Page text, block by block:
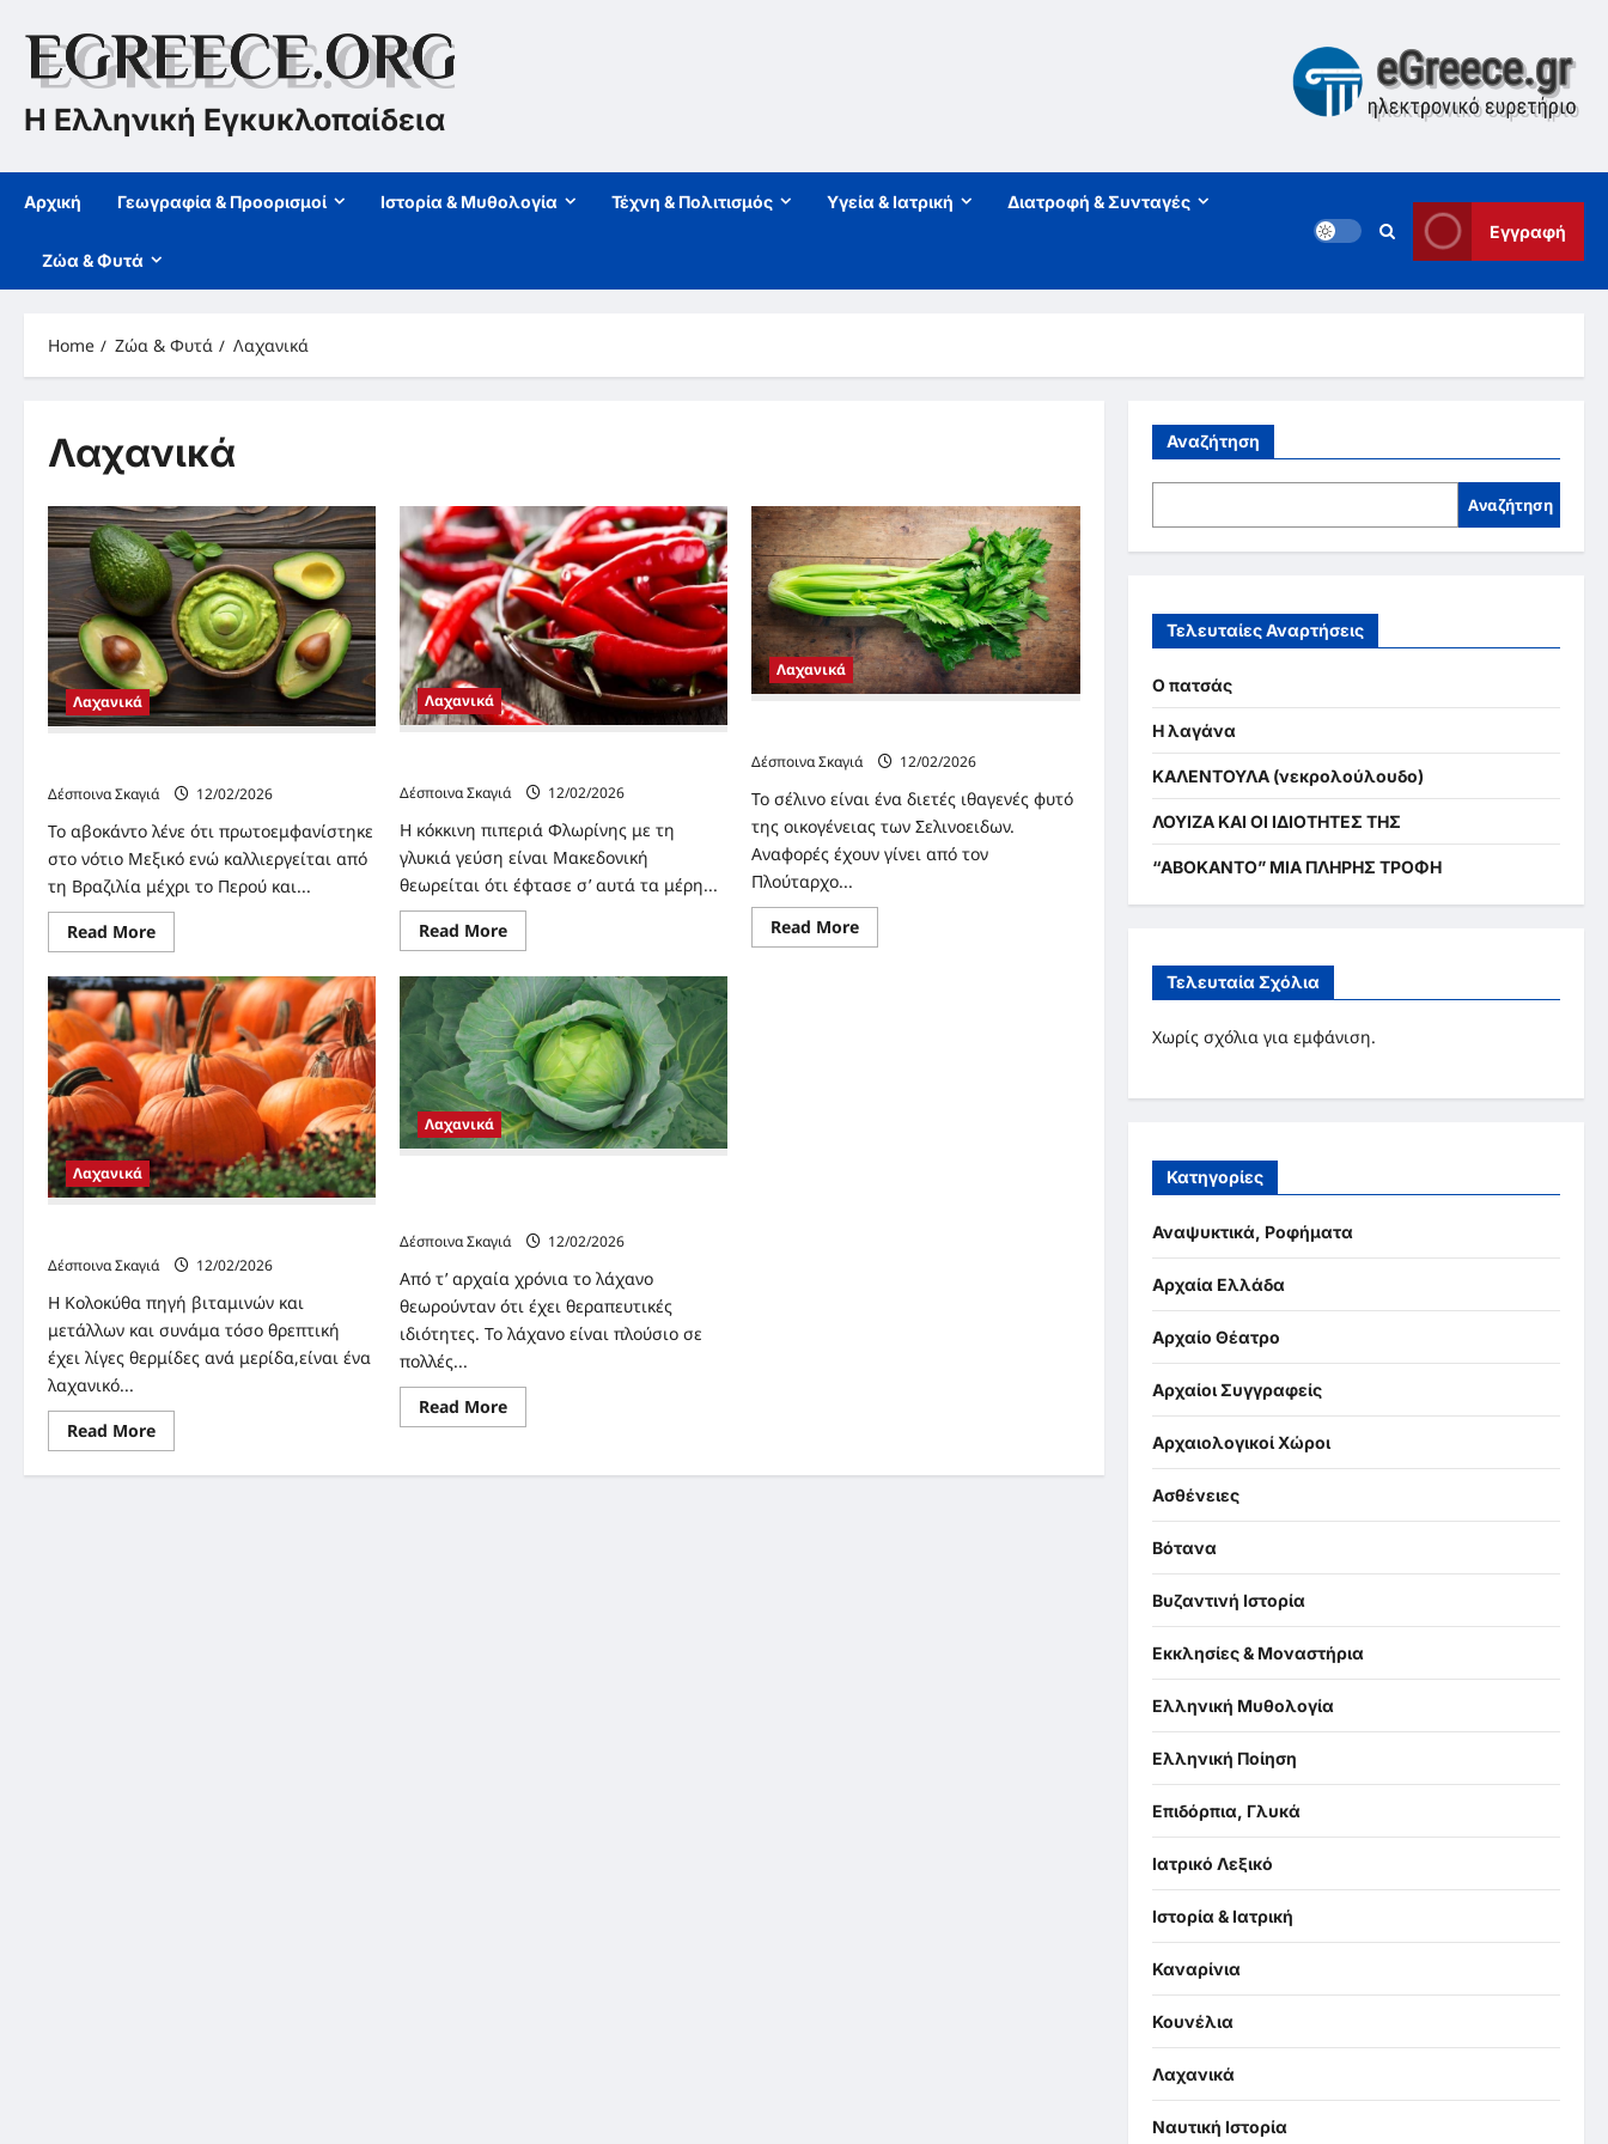
content
Η Ελληνική Εγκυκλοπαίδεια
Αρχική Γεωγραφία & Προορισμοί Ιστορία & Μυθολογία Τέχνη & Πολιτισμός Υγεία & Ιατρική Διατροφή & Συνταγές
Ζώα & Φυτά
Εγγραφή
Home Ζώα & Φυτά Λαχανικά
Λαχανικά
Λαχανικά
Δέσποινα Σκαγιά
12/02/2026
Το αβοκάντο λένε ότι πρωτοεμφανίστηκε
στο νότιο Μεξικό ενώ καλλιεργείται από
τη Βραζιλία μέχρι το Περού και...
Read MoreRead
more
“ΑΒΟΚΑΝΤΟ”
ΜΙΑ
ΠΛΗΡΗΣ
ΤΡΟΦΗ
Λαχανικά
Δέσποινα Σκαγιά
12/02/2026
Η κόκκινη πιπεριά Φλωρίνης με τη
γλυκιά γεύση είναι Μακεδονική
θεωρείται ότι έφτασε σ’ αυτά τα μέρη...
Read MoreRead
more
“ΚΟΚΚΙΝΗ
ΠΙΠΕΡΙΑ
ΦΛΩΡΙΝΗΣ”
Λαχανικά
Δέσποινα Σκαγιά
12/02/2026
Το σέλινο είναι ένα διετές ιθαγενές φυτό
της οικογένειας των Σελινοειδων.
Αναφορές έχουν γίνει από τον
Πλούταρχο...
Read MoreRead
more
Λαχανικά
Δέσποινα Σκαγιά
12/02/2026
Η Κολοκύθα πηγή βιταμινών και
μετάλλων και συνάμα τόσο θρεπτική
έχει λίγες θερμίδες ανά μερίδα,είναι ένα
λαχανικό...
Read MoreRead
more
“ΚΟΛΟΚΥΘΑ
Λαχανικά
Δέσποινα Σκαγιά
12/02/2026
Από τ’ αρχαία χρόνια το λάχανο
θεωρούνταν ότι έχει θεραπευτικές
ιδιότητες. Το λάχανο είναι πλούσιο σε
πολλές...
Read MoreRead
more
Μια
Αναζήτηση
Αναζήτηση
Τελευταίες Αναρτήσεις
Ο πατσάς
Η λαγάνα
ΚΑΛΕΝΤΟΥΛΑ (νεκρολούλουδο)
ΛΟΥΙΖΑ ΚΑΙ ΟΙ ΙΔΙΟΤΗΤΕΣ ΤΗΣ
“ΑΒΟΚΑΝΤΟ” ΜΙΑ ΠΛΗΡΗΣ ΤΡΟΦΗ
Τελευταία Σχόλια
Χωρίς σχόλια για εμφάνιση.
Κατηγορίες
Αναψυκτικά, Ροφήματα
Αρχαία Ελλάδα
Αρχαίο Θέατρο
Αρχαίοι Συγγραφείς
Αρχαιολογικοί Χώροι
Ασθένειες
Βότανα
Βυζαντινή Ιστορία
Εκκλησίες & Μοναστήρια
Ελληνική Μυθολογία
Ελληνική Ποίηση
Επιδόρπια, Γλυκά
Ιατρικό Λεξικό
Ιστορία & Ιατρική
Καναρίνια
Κουνέλια
Λαχανικά
Ναυτική Ιστορία